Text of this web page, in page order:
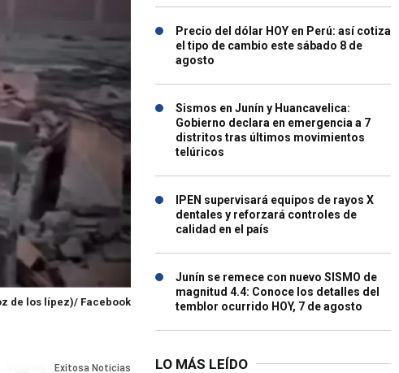
de los lípez)/ Facebook
Precio del dólar HOY en Perú: así cotiza
el tipo de cambio este sábado 8 de
agosto
Sismos en Junín y Huancavelica:
Gobierno declara en emergencia a 7
distritos tras últimos movimientos
telúricos
IPEN supervisará equipos de rayos X
dentales y reforzará controles de
calidad en el país
Junín se remece con nuevo SISMO de
magnitud 4.4: Conoce los detalles del
temblor ocurrido HOY, 7 de agosto
LO MÁS LEÍDO